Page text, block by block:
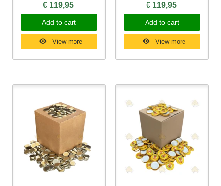
€ 119,95
Add to cart
View more
€ 119,95
Add to cart
View more